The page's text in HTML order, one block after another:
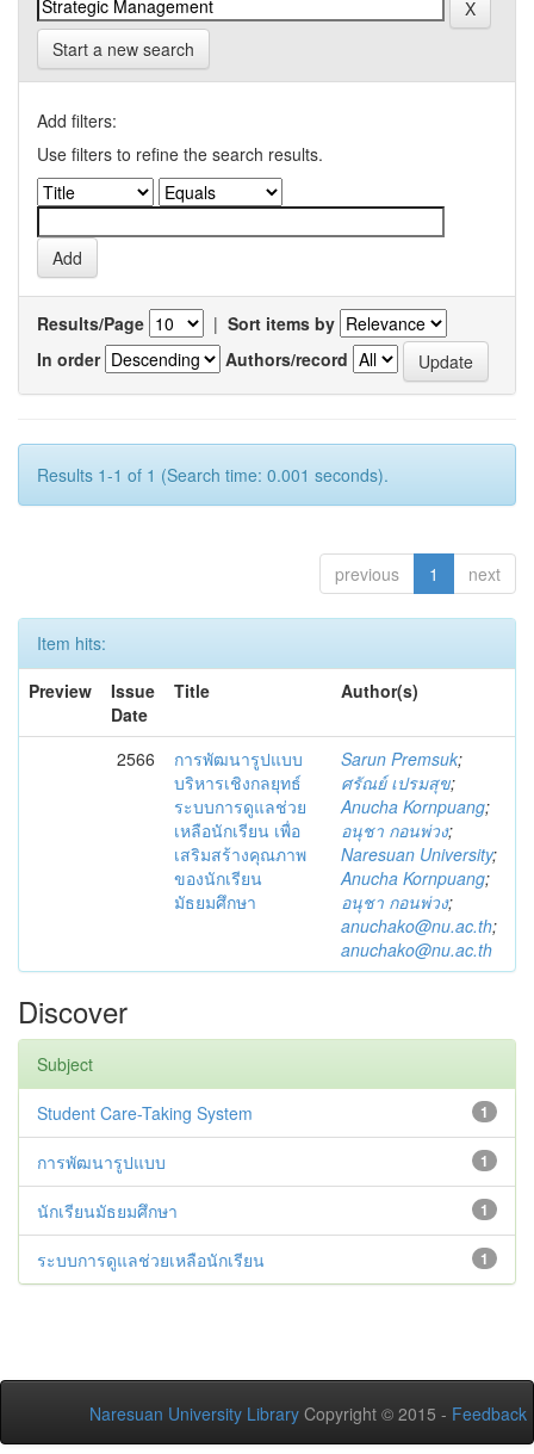
Start a new search
Add filters:
Use filters to refine the search results.
Results/Page | Sort items by
In order
Authors/record
Results 1-1 of 1 (Search time: 0.001 seconds).
previous 1 next
Item hits:
Preview
Issue
Date
Title Author(s)
2566
การพัฒนารูปแบบ
บริหารเชิงกลยุทธ์
ระบบการดูแลช่วย
เหลือนักเรียน เพื่อ
เสริมสร้างคุณภาพ
ของนักเรียน
มัธยมศึกษา
Sarun Premsuk;
ศรัณย์ เปรมสุข;
Anucha Kornpuang;
อนุชา กอนพ่วง;
Naresuan University;
Anucha Kornpuang;
อนุชา กอนพ่วง;
anuchako@nu.ac.th;
anuchako@nu.ac.th
Discover
Subject
1
Student Care-Taking System
1
การพัฒนารูปแบบ
1
นักเรียนมัธยมศึกษา
1
ระบบการดูแลช่วยเหลือนักเรียน
Naresuan University Library Copyright © 2015 - Feedback